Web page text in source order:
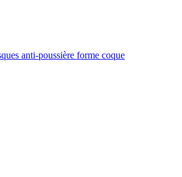
anti-poussière forme coque